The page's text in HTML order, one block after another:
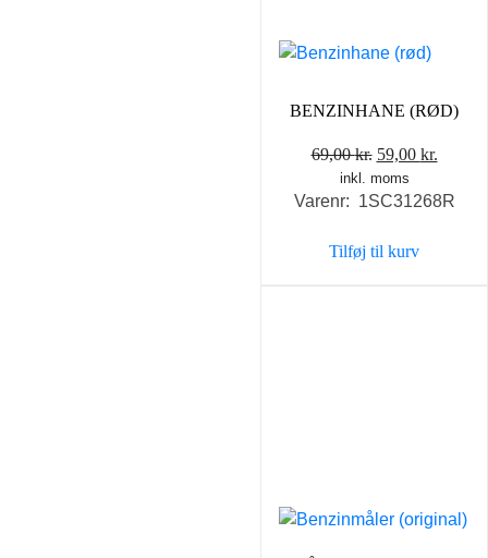
BENZINHANE (RØD)
69,00kr. Den
oprindelige
pris
69,00 kr..
59,00 kr.
pris
inkl. moms
Varenr: 1SC31268R
Tilføj til kurv